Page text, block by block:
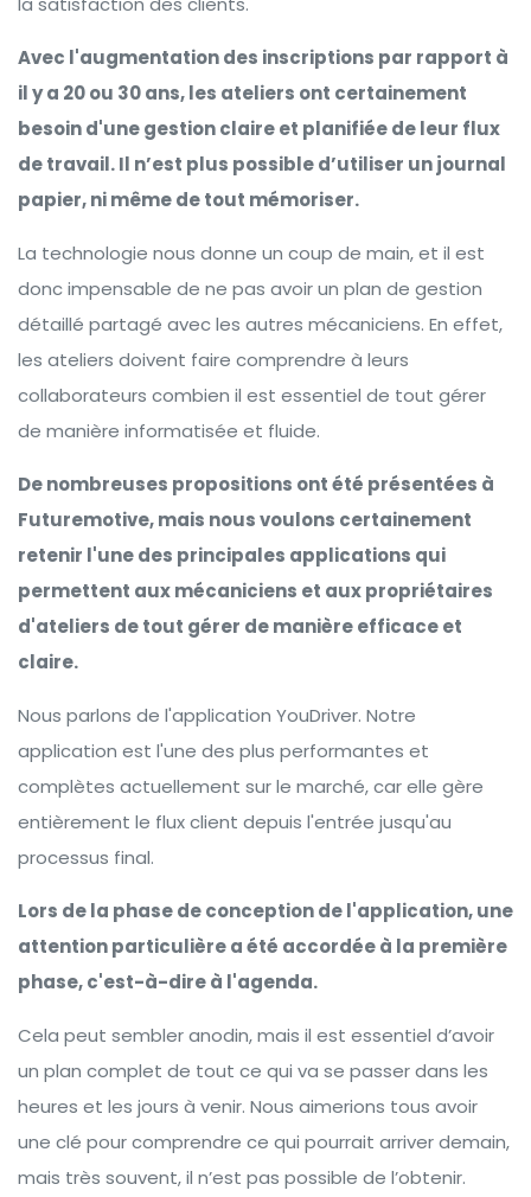
Avec l'augmentation des inscriptions par rapport à
il y a 20 ou 30 ans, les ateliers ont certainement
besoin d'une gestion claire et planifiée de leur flux
de travail. Il n’est plus possible d’utiliser un journal
papier, ni même de tout mémoriser.
La technologie nous donne un coup de main, et il est
donc impensable de ne pas avoir un plan de gestion
détaillé partagé avec les autres mécaniciens. En effet,
les ateliers doivent faire comprendre à leurs
collaborateurs combien il est essentiel de tout gérer
de manière informatisée et fluide.
De nombreuses propositions ont été présentées à
Futuremotive, mais nous voulons certainement
retenir l'une des principales applications qui
permettent aux mécaniciens et aux propriétaires
d'ateliers de tout gérer de manière efficace et
claire.
Nous parlons de l'application YouDriver. Notre
application est l'une des plus performantes et
complètes actuellement sur le marché, car elle gère
entièrement le flux client depuis l'entrée jusqu'au
processus final.
Lors de la phase de conception de l'application, une
attention particulière a été accordée à la première
phase, c'est-à-dire à l'agenda.
Cela peut sembler anodin, mais il est essentiel d’avoir
un plan complet de tout ce qui va se passer dans les
heures et les jours à venir. Nous aimerions tous avoir
une clé pour comprendre ce qui pourrait arriver demain,
mais très souvent, il n’est pas possible de l’obtenir.